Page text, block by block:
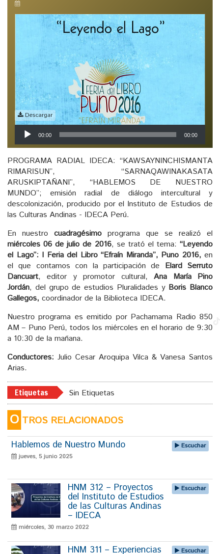
Descargar
Reproductor
de
audio
00:00 00:00
PROGRAMA RADIAL IDECA: “KAWSAYNINCHISMANTA
RIMARISUN”, “SARNAQAWINAKASATA
ARUSKIPTAÑANI”, “HABLEMOS DE NUESTRO
MUNDO”; emisión radial de diálogo intercultural y
descolonización, producido por el Instituto de Estudios de
las Culturas Andinas - IDECA Perú.
En nuestro cuadragésimo programa que se realizó el
miércoles 06 de julio de 2016, se trató el tema: “Leyendo
el Lago”: I Feria del Libro “Efraín Miranda”, Puno 2016, en
el que contamos con la participación de Elard Serruto
Dancuart, editor y promotor cultural,Ana María Pino
Jordán, del grupo de estudios Pluralidades y Boris Blanco
Gallegos, coordinador de la Biblioteca IDECA.
Nuestro programa es emitido por Pachamama Radio 850
AM – Puno Perú, todos los miércoles en el horario de 9:30
a 10:30 de la mañana.
Conductores: Julio Cesar Aroquipa Vilca & Vanesa Santos
Arias.
Etiquetas Sin Etiquetas
O TROS RELACIONADOS
Hablemos de Nuestro Mundo
jueves, 5 junio 2025
Escuchar
HNM 312 – Proyectos
del Instituto de Estudios
de las Culturas Andinas
– IDECA
miércoles, 30 marzo 2022
Escuchar
HNM 311 – Experiencias Escuchar